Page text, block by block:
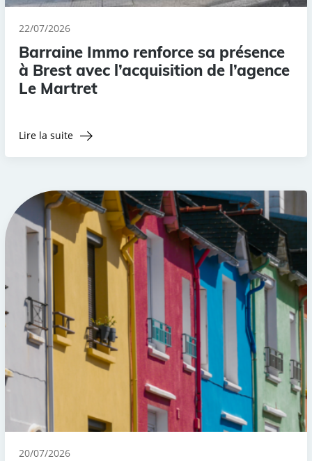
22/07/2026
Barraine Immo renforce sa présence
à Brest avec l’acquisition de l’agence
Le Martret
Lire la suite
20/07/2026